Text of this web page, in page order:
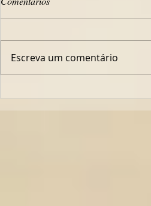
Escreva um comentário